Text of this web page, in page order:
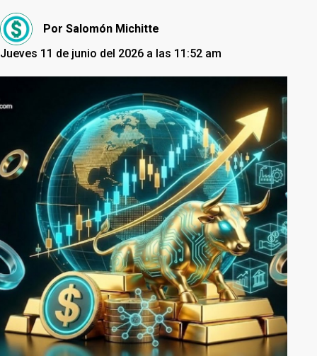
Por Salomón Michitte
Jueves 11 de junio del 2026 a las 11:52 am